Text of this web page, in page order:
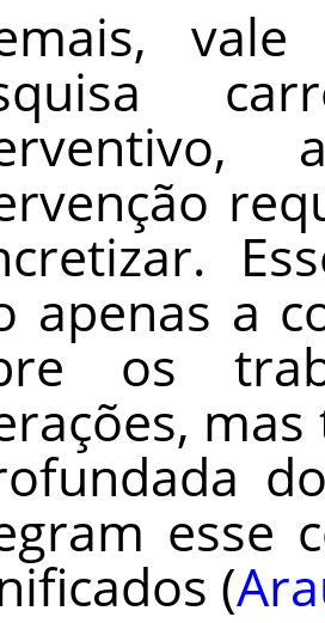
apenas a
os
esse
(